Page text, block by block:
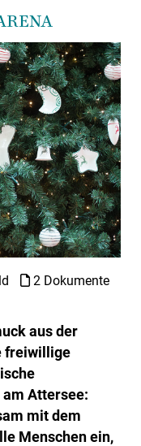
2 Dokumente
aus der
freiwillige
Attersee:
mit dem
Menschen ein,